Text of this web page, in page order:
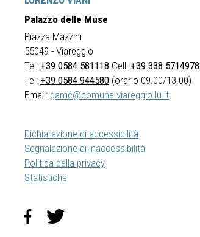
Palazzo delle Muse
Piazza Mazzini
55049 - Viareggio
Tel: +39 0584 581118 Cell: +39 338 5714978
Tel: +39 0584 944580 (orario 09.00/13.00)
Email: gamc@comune.viareggio.lu.it
Dichiarazione di accessibilità
Segnalazione di inaccessibilità
Politica della privacy
Statistiche